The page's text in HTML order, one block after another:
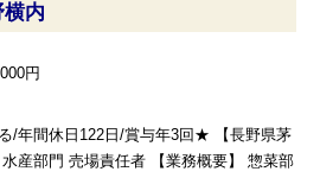
横内
円
/年間休日122日/賞与年3回★ 【長野県茅
産部門 売場責任者 【業務概要】 惣菜部